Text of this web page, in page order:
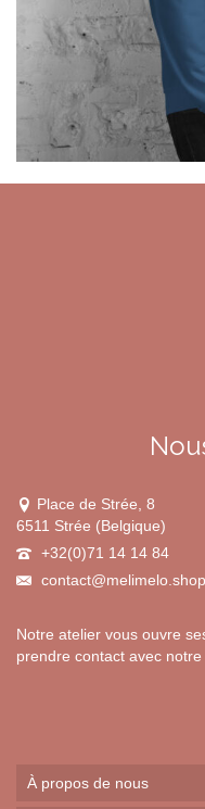
Place de Strée, 8
6511 Strée (Belgique)
+32(0)71 14 14 84
contact@melimelo.shop
Notre atelier vous ouvre
prendre contact avec notre
À propos de nous